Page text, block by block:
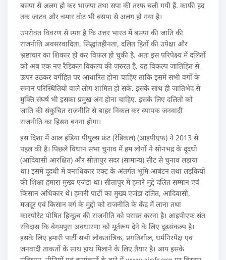
बसपा से अलग हो कर भाजपा तथा सपा की तरफ चली गयी हैं. काफी हद
तक जाटव और चमार वोट भी बसपा से अलग हो गया है।
उपरोक्त विवरण से स्पष्ट है कि उत्तर भारत में बसपा की जाति की
राजनीति अवसरवादिता, सिद्धांतहीनता, दलित हितों की उपेक्षा और
भ्रष्टाचार का शिकार हो कर विफल हो चुकी है. अतः इस परिपेक्ष्य में दलितों
को अब एक नए रैडिकल विकल्प की ज़रुरत है. यह विकल्प जातिहित से
ऊपर उठकर वर्गहित पर आधारित होना चाहिए ताकि इसमें सभी वर्गों के
समान परिस्थितियों वाले लोग शामिल हो सकें. इसके साथ ही जातिभेद से
मुक्ति संघर्ष भी इसका प्रमुख अंग होना चाहिए. इसके लिए दलितों को
जाति की संकुचित राजनीति से बाहर निकल कर व्यापक जनवादी
राजनीति का हिस्सा बनना होगा।
इस दिशा में आल इंडिया पीपुल्स फ्रंट (रेडिकल) (आइपीएफ) ने 2013 से
पहल की है। पिछले विधान सभा चुनाव में हम लोगों ने सोनभद्र के दूदधी
(आदिवासी आरक्षित) और सीतापुर सदर (सामान्य) सीट से चुनाव लड़ाया
था। इसमें दूदधी में वनाधिकार एक्ट के अंतर्गत भूमि आबंटन तथा लड़कियों
की शिक्षा हमारा मुख्य एजंडा था। सीतापुर में हमारे मुद्दे दलित सम्मान एवं
किसान अधिकार थे। हमारी पार्टी का मुख्य एजंडा दलित, आदिवासी,
मजदूर एवं किसान वर्ग के मुद्दों को राजनीति के केंद्र में लाना तथा
कारपोरेट पोषित हिन्दुत्व की राजनीति को परास्त करना है। आइपीएफ संत
रविदास कि बेगमपुरा अवधारणा को मूर्तरूप देने के लिए दृढ़संकल्प है।
इसके लिए हमारी पार्टी सभी लोकतांत्रिक, प्रगतिशील, धर्मनिरपेक्ष एवं
जनवादी ताकतों के साथ हाथ मिलाने के लिए तैयार है। आप इसके